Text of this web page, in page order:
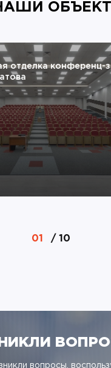
отделка конференц-
01 / 10
вопросы,